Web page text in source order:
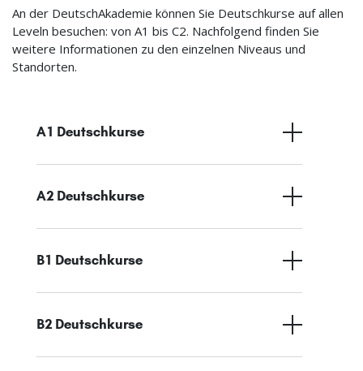
An der DeutschAkademie können Sie Deutschkurse auf allen
Leveln besuchen: von A1 bis C2. Nachfolgend finden Sie
weitere Informationen zu den einzelnen Niveaus und
Standorten.
A1 Deutschkurse
A2 Deutschkurse
B1 Deutschkurse
B2 Deutschkurse